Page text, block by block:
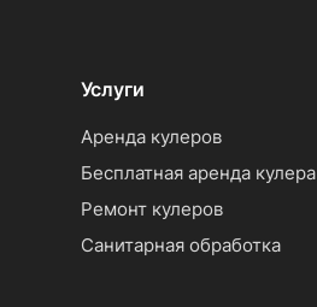
Услуги
Аренда кулеров
Бесплатная аренда кулера
Ремонт кулеров
Санитарная обработка